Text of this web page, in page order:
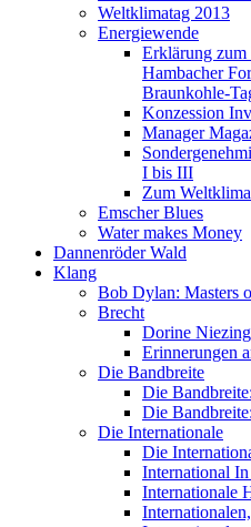
Weltklimatag 2013
Energiewende
Erklärung zum
Hambacher
Braunkohle-
Konzession
Manager
I bis III
Zum
Emscher Blues
Water makes Money
Dannenröder Wald
Klang
Bob Dylan: Masters
Brecht
Dorine
Erinnerungen
Die Bandbreite
Die
Die
Die Internationale
Die
International
Internationale